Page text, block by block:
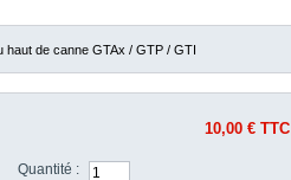
haut de canne GTAx / GTP / GTI
10,00 €TTC
Quantité :